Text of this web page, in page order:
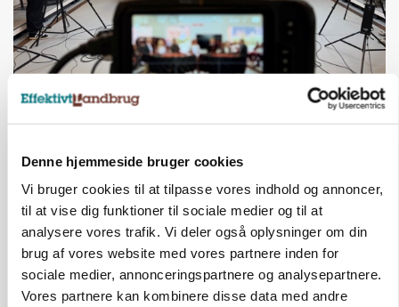
Denne hjemmeside bruger cookies
Vi bruger cookies til at tilpasse vores indhold og annoncer,
til at vise dig funktioner til sociale medier og til at
analysere vores trafik. Vi deler også oplysninger om din
brug af vores website med vores partnere inden for
sociale medier, annonceringspartnere og analysepartnere.
Vores partnere kan kombinere disse data med andre
Ejer eller medejer? Nyt tv-format udfordrer
Annonce
MARKED
Russisk mælkepris dykker 23 procent
Annonce